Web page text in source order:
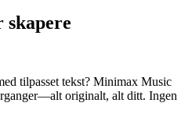
tilpasset tekst? Minimax Music
originalt, alt ditt. Ingen